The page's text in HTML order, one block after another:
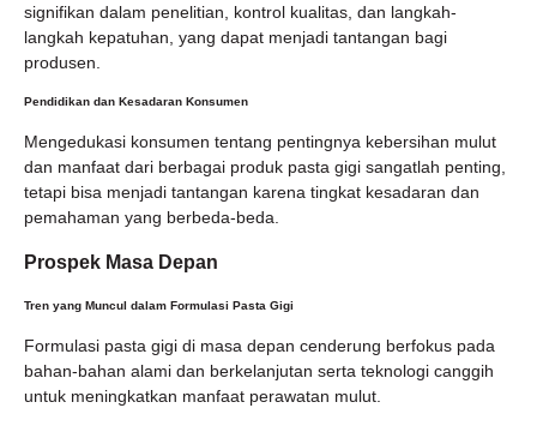
signifikan dalam penelitian, kontrol kualitas, dan langkah-
langkah kepatuhan, yang dapat menjadi tantangan bagi
produsen.
Pendidikan dan Kesadaran Konsumen
Mengedukasi konsumen tentang pentingnya kebersihan mulut
dan manfaat dari berbagai produk pasta gigi sangatlah penting,
tetapi bisa menjadi tantangan karena tingkat kesadaran dan
pemahaman yang berbeda-beda.
Prospek Masa Depan
Tren yang Muncul dalam Formulasi Pasta Gigi
Formulasi pasta gigi di masa depan cenderung berfokus pada
bahan-bahan alami dan berkelanjutan serta teknologi canggih
untuk meningkatkan manfaat perawatan mulut.